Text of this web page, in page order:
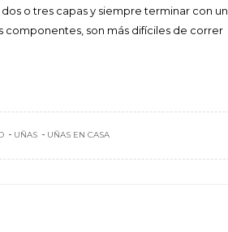
o tres capas y siempre terminar con un
componentes, son más difíciles de correr
UÑAS UÑAS EN CASA